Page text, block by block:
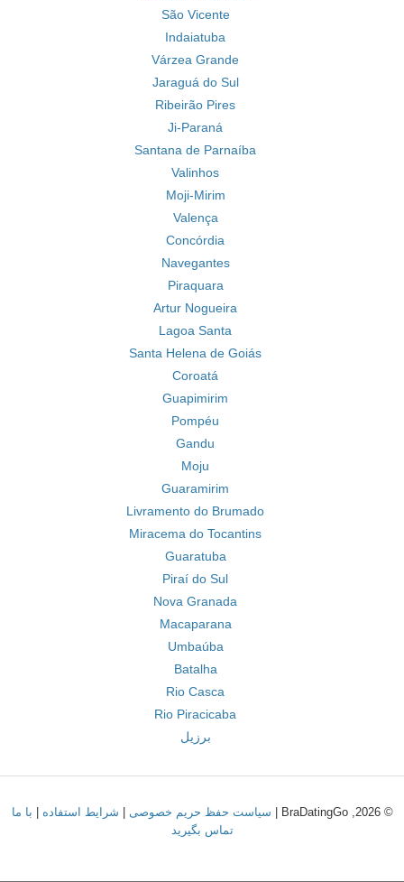
São Vicente
Indaiatuba
Várzea Grande
Jaraguá do Sul
Ribeirão Pires
Ji-Paraná
Santana de Parnaíba
Valinhos
Moji-Mirim
Valença
Concórdia
Navegantes
Piraquara
Artur Nogueira
Lagoa Santa
Santa Helena de Goiás
Coroatá
Guapimirim
Pompéu
Gandu
Moju
Guaramirim
Livramento do Brumado
Miracema do Tocantins
Guaratuba
Piraí do Sul
Nova Granada
Macaparana
Umbaúba
Batalha
Rio Casca
Rio Piracicaba
برزیل
© 2026, BraDatingGo | سیاست حفظ حریم خصوصی شرایط استفاده
با ما
تماس بگیرید